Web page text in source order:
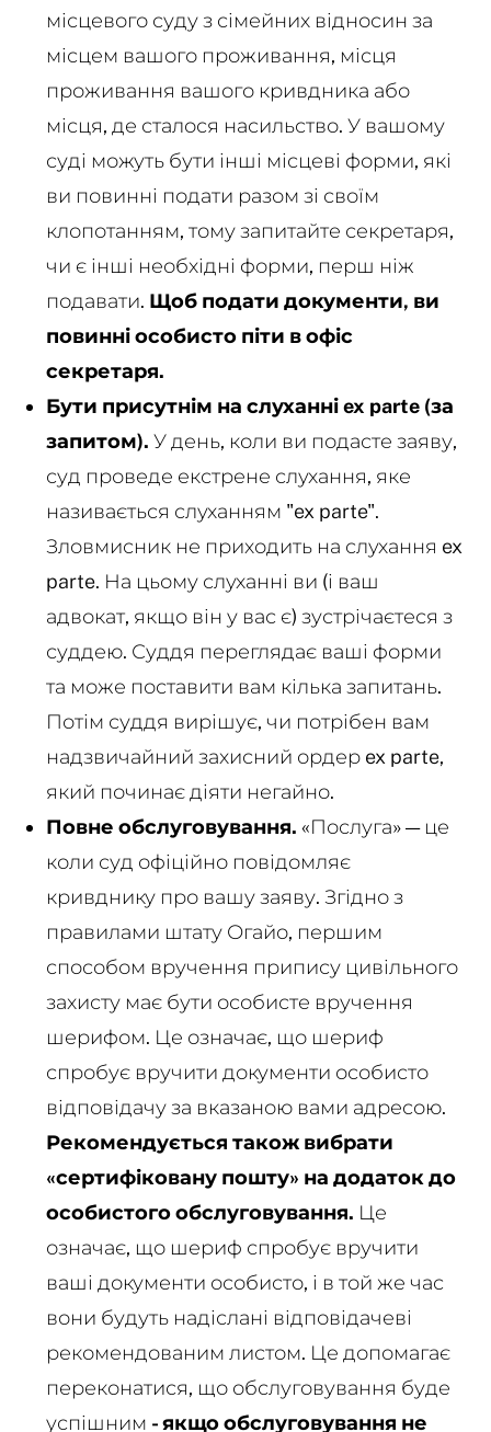
місцевого суду з сімейних відносин за
місцем вашого проживання, місця
проживання вашого кривдника або
місця, де сталося насильство. У вашому
суді можуть бути інші місцеві форми, які
ви повинні подати разом зі своїм
клопотанням, тому запитайте секретаря,
чи є інші необхідні форми, перш ніж
подавати. Щоб подати документи, ви
повинні особисто піти в офіс
секретаря.
Бути присутнім на слуханні ex parte (за
запитом). У день, коли ви подасте заяву,
суд проведе екстрене слухання, яке
називається слуханням "ex parte".
Зловмисник не приходить на слухання ex
parte. На цьому слуханні ви (і ваш
адвокат, якщо він у вас є) зустрічаєтеся з
суддею. Суддя переглядає ваші форми
та може поставити вам кілька запитань.
Потім суддя вирішує, чи потрібен вам
надзвичайний захисний ордер ex parte,
який починає діяти негайно.
Повне обслуговування. «Послуга» — це
коли суд офіційно повідомляє
кривднику про вашу заяву. Згідно з
правилами штату Огайо, першим
способом вручення припису цивільного
захисту має бути особисте вручення
шерифом. Це означає, що шериф
спробує вручити документи особисто
відповідачу за вказаною вами адресою.
Рекомендується також вибрати
«сертифіковану пошту» на додаток до
особистого обслуговування. Це
означає, що шериф спробує вручити
ваші документи особисто, і в той же час
вони будуть надіслані відповідачеві
рекомендованим листом. Це допомагає
переконатися, що обслуговування буде
успішним - якщо обслуговування не